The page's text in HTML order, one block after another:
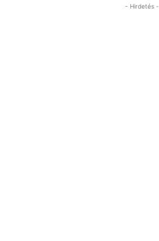
- Hirdetés -